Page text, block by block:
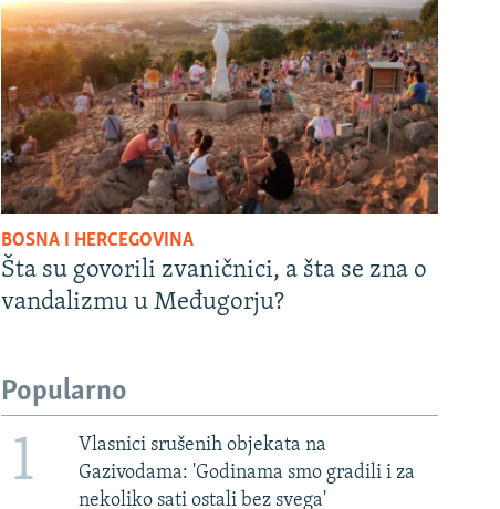
BOSNA I HERCEGOVINA
Šta su govorili zvaničnici, a šta se zna o
vandalizmu u Međugorju?
Popularno
1
Vlasnici srušenih objekata na
Gazivodama: 'Godinama smo gradili i za
nekoliko sati ostali bez svega'